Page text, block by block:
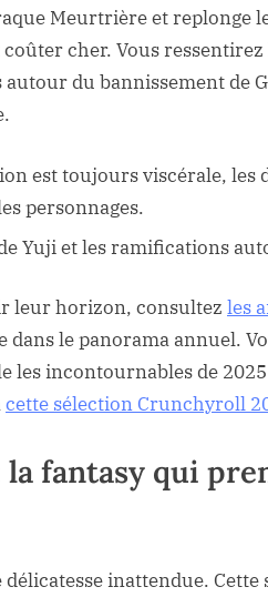
Meurtrière et replonge
cher. Vous
du bannissement de
est toujours viscérale, les
personnages.
Yuji et les ramifications
leur horizon, consultez les
dans le panorama annuel.
les incontournables de
cette sélection Crunchyroll
fantasy qui
inattendue.